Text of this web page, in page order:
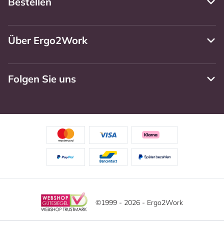
Über Ergo2Work
Folgen Sie uns
©1999 - 2026 - Ergo2Work